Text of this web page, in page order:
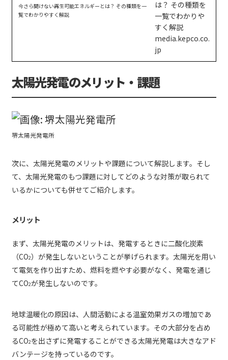
今さら聞けない再生可能エネルギーとは？ その種類を一
覧でわかりやすく解説
太陽光発電のメリット・課題
堺太陽光発電所
次に、太陽光発電のメリットや課題について解説します。そし
て、太陽光発電のもつ課題に対してどのような対策が取られて
いるかについても併せてご紹介します。
メリット
まず、太陽光発電のメリットは、発電するときに二酸化炭素
（CO2）が発生しないということが挙げられます。太陽光を用い
て電気を作り出すため、燃料を燃やす必要がなく、発電を通じ
てCO2が発生しないのです。
地球温暖化の原因は、人間活動による温室効果ガスの増加であ
る可能性が極めて高いと考えられています。その大部分を占め
るCO2を出さずに発電することができる太陽光発電は大きなアド
バンテージを持っているのです。